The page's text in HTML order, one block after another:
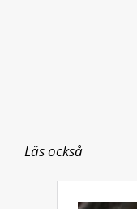
Läs också